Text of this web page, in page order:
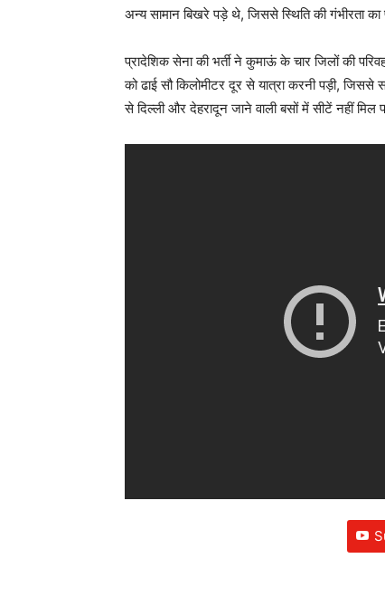
अन्य सामान बिखरे पड़े थे, जिससे स्थिति की गंभीरता का
प्रादेशिक सेना की भर्ती ने कुमाऊं के चार जिलों की
को ढाई सौ किलोमीटर दूर से यात्रा करनी पड़ी, जिससे
से दिल्ली और देहरादून जाने वाली बसों में सीटें नहीं मिल